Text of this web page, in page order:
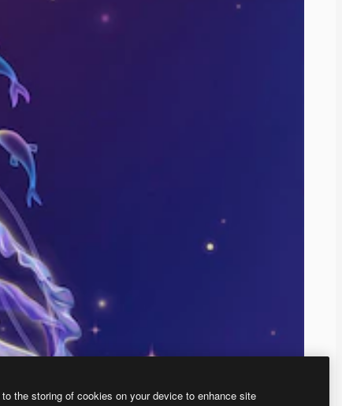
the storing of cookies on your device to enhance site